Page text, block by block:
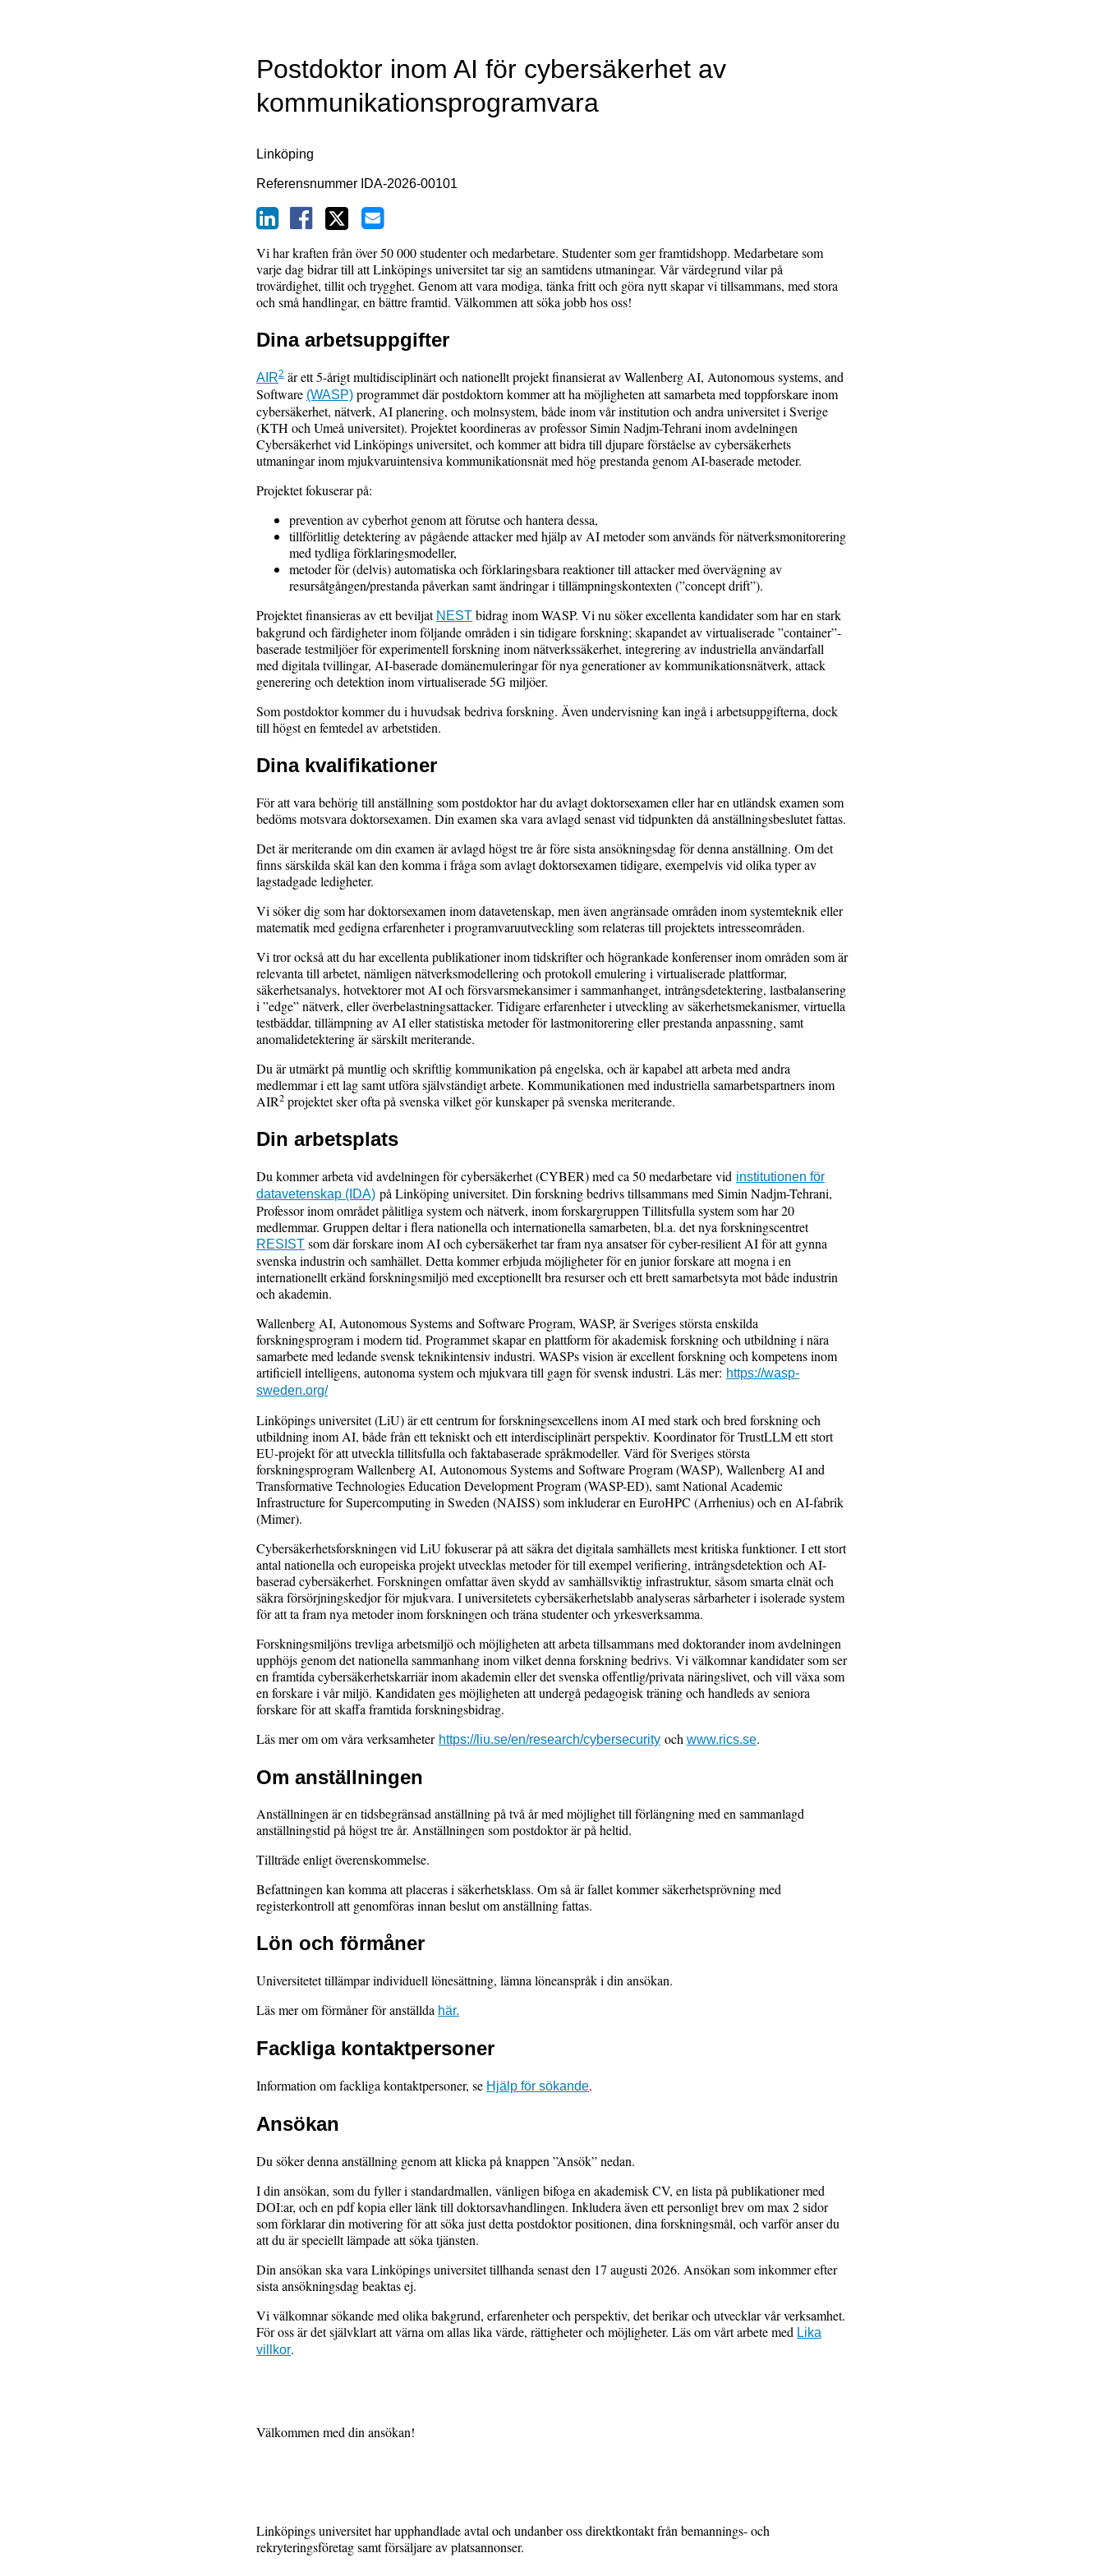
Postdoktor inom AI för cybersäkerhet av
kommunikationsprogramvara
Linköping
Referensnummer IDA-2026-00101
Vi har kraften från över 50 000 studenter och medarbetare. Studenter som ger framtidshopp. Medarbetare som
varje dag bidrar till att Linköpings universitet tar sig an samtidens utmaningar. Vår värdegrund vilar på
trovärdighet, tillit och trygghet. Genom att vara modiga, tänka fritt och göra nytt skapar vi tillsammans, med stora
och små handlingar, en bättre framtid. Välkommen att söka jobb hos oss!
Dina arbetsuppgifter
AIR2 är ett 5-årigt multidisciplinärt och nationellt projekt finansierat av Wallenberg AI, Autonomous systems, and
Software (WASP) programmet där postdoktorn kommer att ha möjligheten att samarbeta med toppforskare inom
cybersäkerhet, nätverk, AI planering, och molnsystem, både inom vår institution och andra universitet i Sverige
(KTH och Umeå universitet). Projektet koordineras av professor Simin Nadjm-Tehrani inom avdelningen
Cybersäkerhet vid Linköpings universitet, och kommer att bidra till djupare förståelse av cybersäkerhets
utmaningar inom mjukvaruintensiva kommunikationsnät med hög prestanda genom AI-baserade metoder.
Projektet fokuserar på:
prevention av cyberhot genom att förutse och hantera dessa,
tillförlitlig detektering av pågående attacker med hjälp av AI metoder som används för nätverksmonitorering
med tydliga förklaringsmodeller,
metoder för (delvis) automatiska och förklaringsbara reaktioner till attacker med övervägning av
resursåtgången/prestanda påverkan samt ändringar i tillämpningskontexten (”concept drift”).
Projektet finansieras av ett beviljat NEST bidrag inom WASP. Vi nu söker excellenta kandidater som har en stark
bakgrund och färdigheter inom följande områden i sin tidigare forskning; skapandet av virtualiserade ”container”-
baserade testmiljöer för experimentell forskning inom nätverkssäkerhet, integrering av industriella användarfall
med digitala tvillingar, AI-baserade domänemuleringar för nya generationer av kommunikationsnätverk, attack
generering och detektion inom virtualiserade 5G miljöer.
Som postdoktor kommer du i huvudsak bedriva forskning. Även undervisning kan ingå i arbetsuppgifterna, dock
till högst en femtedel av arbetstiden.
Dina kvalifikationer
För att vara behörig till anställning som postdoktor har du avlagt doktorsexamen eller har en utländsk examen som
bedöms motsvara doktorsexamen. Din examen ska vara avlagd senast vid tidpunkten då anställningsbeslutet fattas.
Det är meriterande om din examen är avlagd högst tre år före sista ansökningsdag för denna anställning. Om det
finns särskilda skäl kan den komma i fråga som avlagt doktorsexamen tidigare, exempelvis vid olika typer av
lagstadgade ledigheter.
Vi söker dig som har doktorsexamen inom datavetenskap, men även angränsade områden inom systemteknik eller
matematik med gedigna erfarenheter i programvaruutveckling som relateras till projektets intresseområden.
Vi tror också att du har excellenta publikationer inom tidskrifter och högrankade konferenser inom områden som är
relevanta till arbetet, nämligen nätverksmodellering och protokoll emulering i virtualiserade plattformar,
säkerhetsanalys, hotvektorer mot AI och försvarsmekansimer i sammanhanget, intrångsdetektering, lastbalansering
i ”edge” nätverk, eller överbelastningsattacker. Tidigare erfarenheter i utveckling av säkerhetsmekanismer, virtuella
testbäddar, tillämpning av AI eller statistiska metoder för lastmonitorering eller prestanda anpassning, samt
anomalidetektering är särskilt meriterande.
Du är utmärkt på muntlig och skriftlig kommunikation på engelska, och är kapabel att arbeta med andra
medlemmar i ett lag samt utföra självständigt arbete. Kommunikationen med industriella samarbetspartners inom
AIR2 projektet sker ofta på svenska vilket gör kunskaper på svenska meriterande.
Din arbetsplats
Du kommer arbeta vid avdelningen för cybersäkerhet (CYBER) med ca 50 medarbetare vid institutionen för
datavetenskap (IDA) på Linköping universitet. Din forskning bedrivs tillsammans med Simin Nadjm-Tehrani,
Professor inom området pålitliga system och nätverk, inom forskargruppen Tillitsfulla system som har 20
medlemmar. Gruppen deltar i flera nationella och internationella samarbeten, bl.a. det nya forskningscentret
RESIST som där forskare inom AI och cybersäkerhet tar fram nya ansatser för cyber-resilient AI för att gynna
svenska industrin och samhället. Detta kommer erbjuda möjligheter för en junior forskare att mogna i en
internationellt erkänd forskningsmiljö med exceptionellt bra resurser och ett brett samarbetsyta mot både industrin
och akademin.
Wallenberg AI, Autonomous Systems and Software Program, WASP, är Sveriges största enskilda
forskningsprogram i modern tid. Programmet skapar en plattform för akademisk forskning och utbildning i nära
samarbete med ledande svensk teknikintensiv industri. WASPs vision är excellent forskning och kompetens inom
artificiell intelligens, autonoma system och mjukvara till gagn för svensk industri. Läs mer: https://wasp-
sweden.org/
Linköpings universitet (LiU) är ett centrum for forskningsexcellens inom AI med stark och bred forskning och
utbildning inom AI, både från ett tekniskt och ett interdisciplinärt perspektiv. Koordinator för TrustLLM ett stort
EU-projekt för att utveckla tillitsfulla och faktabaserade språkmodeller. Värd för Sveriges största
forskningsprogram Wallenberg AI, Autonomous Systems and Software Program (WASP), Wallenberg AI and
Transformative Technologies Education Development Program (WASP-ED), samt National Academic
Infrastructure for Supercomputing in Sweden (NAISS) som inkluderar en EuroHPC (Arrhenius) och en AI-fabrik
(Mimer).
Cybersäkerhetsforskningen vid LiU fokuserar på att säkra det digitala samhällets mest kritiska funktioner. I ett stort
antal nationella och europeiska projekt utvecklas metoder för till exempel verifiering, intrångsdetektion och AI-
baserad cybersäkerhet. Forskningen omfattar även skydd av samhällsviktig infrastruktur, såsom smarta elnät och
säkra försörjningskedjor för mjukvara. I universitetets cybersäkerhetslabb analyseras sårbarheter i isolerade system
för att ta fram nya metoder inom forskningen och träna studenter och yrkesverksamma.
Forskningsmiljöns trevliga arbetsmiljö och möjligheten att arbeta tillsammans med doktorander inom avdelningen
upphöjs genom det nationella sammanhang inom vilket denna forskning bedrivs. Vi välkomnar kandidater som ser
en framtida cybersäkerhetskarriär inom akademin eller det svenska offentlig/privata näringslivet, och vill växa som
en forskare i vår miljö. Kandidaten ges möjligheten att undergå pedagogisk träning och handleds av seniora
forskare för att skaffa framtida forskningsbidrag.
Läs mer om om våra verksamheter https://liu.se/en/research/cybersecurity och www.rics.se.
Om anställningen
Anställningen är en tidsbegränsad anställning på två år med möjlighet till förlängning med en sammanlagd
anställningstid på högst tre år. Anställningen som postdoktor är på heltid.
Tillträde enligt överenskommelse.
Befattningen kan komma att placeras i säkerhetsklass. Om så är fallet kommer säkerhetsprövning med
registerkontroll att genomföras innan beslut om anställning fattas.
Lön och förmåner
Universitetet tillämpar individuell lönesättning, lämna löneanspråk i din ansökan.
Läs mer om förmåner för anställda här.
Fackliga kontaktpersoner
Information om fackliga kontaktpersoner, se Hjälp för sökande.
Ansökan
Du söker denna anställning genom att klicka på knappen ”Ansök” nedan.
I din ansökan, som du fyller i standardmallen, vänligen bifoga en akademisk CV, en lista på publikationer med
DOI:ar, och en pdf kopia eller länk till doktorsavhandlingen. Inkludera även ett personligt brev om max 2 sidor
som förklarar din motivering för att söka just detta postdoktor positionen, dina forskningsmål, och varför anser du
att du är speciellt lämpade att söka tjänsten.
Din ansökan ska vara Linköpings universitet tillhanda senast den 17 augusti 2026. Ansökan som inkommer efter
sista ansökningsdag beaktas ej.
Vi välkomnar sökande med olika bakgrund, erfarenheter och perspektiv, det berikar och utvecklar vår verksamhet.
För oss är det självklart att värna om allas lika värde, rättigheter och möjligheter. Läs om vårt arbete med Lika
villkor.
Välkommen med din ansökan!
Linköpings universitet har upphandlade avtal och undanber oss direktkontakt från bemannings- och
rekryteringsföretag samt försäljare av platsannonser.